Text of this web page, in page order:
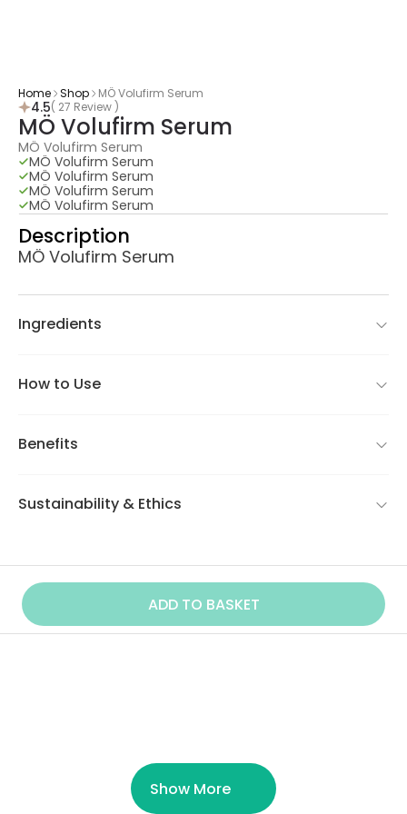
MÖ Volufirm Serum
MÖ Volufirm Serum
4.5( 27 Review )
MÖ Volufirm Serum
MÖ Volufirm Serum
MÖ Volufirm Serum
MÖ Volufirm Serum
Ingredients
How to Use
Benefits
Sustainability & Ethics
Description
MÖ Volufirm Serum
Home Shop MÖ Volufirm Serum
Show More
ADD TO BASKET